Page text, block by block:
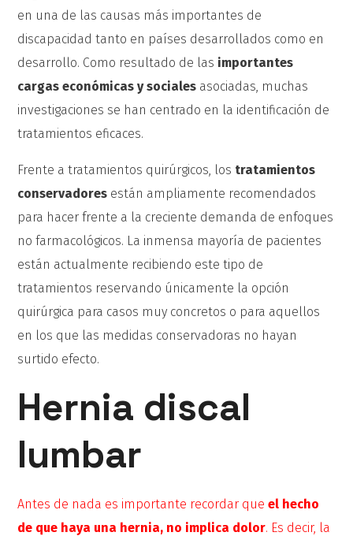
en una de las causas más importantes de
discapacidad tanto en países desarrollados como en
desarrollo. Como resultado de las importantes
cargas económicas y sociales asociadas, muchas
investigaciones se han centrado en la identificación de
tratamientos eficaces.
Frente a tratamientos quirúrgicos, los tratamientos
conservadores están ampliamente recomendados
para hacer frente a la creciente demanda de enfoques
no farmacológicos. La inmensa mayoría de pacientes
están actualmente recibiendo este tipo de
tratamientos reservando únicamente la opción
quirúrgica para casos muy concretos o para aquellos
en los que las medidas conservadoras no hayan
surtido efecto.
Hernia discal
lumbar
Antes de nada es importante recordar queel hecho
de que haya una hernia, no implica dolor. Es decir, la